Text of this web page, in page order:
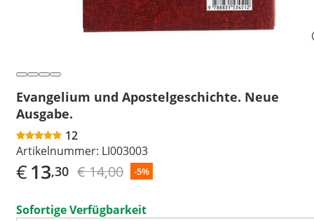
Evangelium und Apostelgeschichte. Neue
Ausgabe.
12
Artikelnummer: LI003003
€13,30 € 14,00 -5%
Sofortige Verfügbarkeit